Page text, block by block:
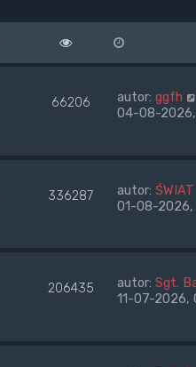
66206 autor: ggfh
04-08-2026,
336287 autor:
01-08-2026,
206435 autor: Sgt.
11-07-2026,